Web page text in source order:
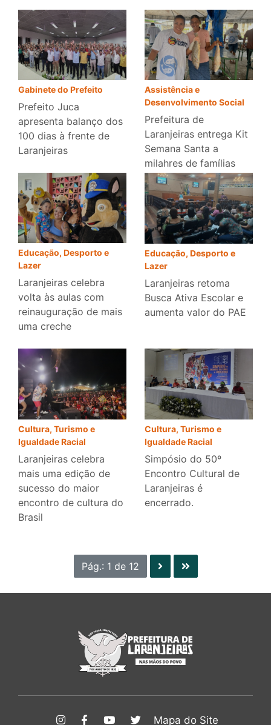
Gabinete do Prefeito
Prefeito Juca
apresenta balanço dos
100 dias à frente de
Laranjeiras
Assistência e
Desenvolvimento Social
Prefeitura de
Laranjeiras entrega Kit
Semana Santa a
milahres de famílias
Educação, Desporto e
Lazer
Laranjeiras celebra
volta às aulas com
reinauguração de mais
uma creche
Educação, Desporto e
Lazer
Laranjeiras retoma
Busca Ativa Escolar e
aumenta valor do PAE
Cultura, Turismo e
Igualdade Racial
Laranjeiras celebra
mais uma edição de
sucesso do maior
encontro de cultura do
Brasil
Cultura, Turismo e
Igualdade Racial
Simpósio do 50º
Encontro Cultural de
Laranjeiras é
encerrado.
Pág.: 1 de 12
Mapa do Site